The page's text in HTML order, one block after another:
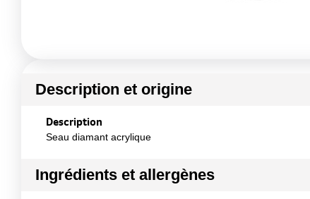
Description et origine
Description
Seau diamant acrylique
Ingrédients et allergènes